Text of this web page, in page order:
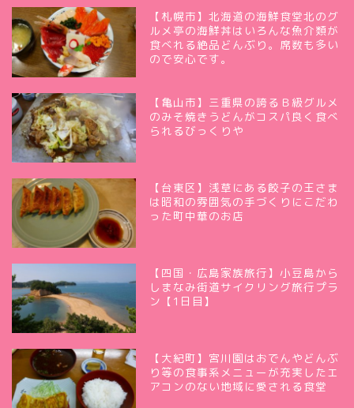
【札幌市】北海道の海鮮食堂北のグ
ルメ亭の海鮮丼はいろんな魚介類が
食べれる絶品どんぶり。席数も多い
ので安心です。
【亀山市】三重県の誇るＢ級グルメ
のみそ焼きうどんがコスパ良く食べ
られるびっくりや
【台東区】浅草にある餃子の王さま
は昭和の雰囲気の手づくりにこだわ
った町中華のお店
【四国・広島家族旅行】小豆島から
しまなみ街道サイクリング旅行プラ
ン【1日目】
【大紀町】宮川園はおでんやどんぶ
り等の食事系メニューが充実したエ
アコンのない地域に愛される食堂